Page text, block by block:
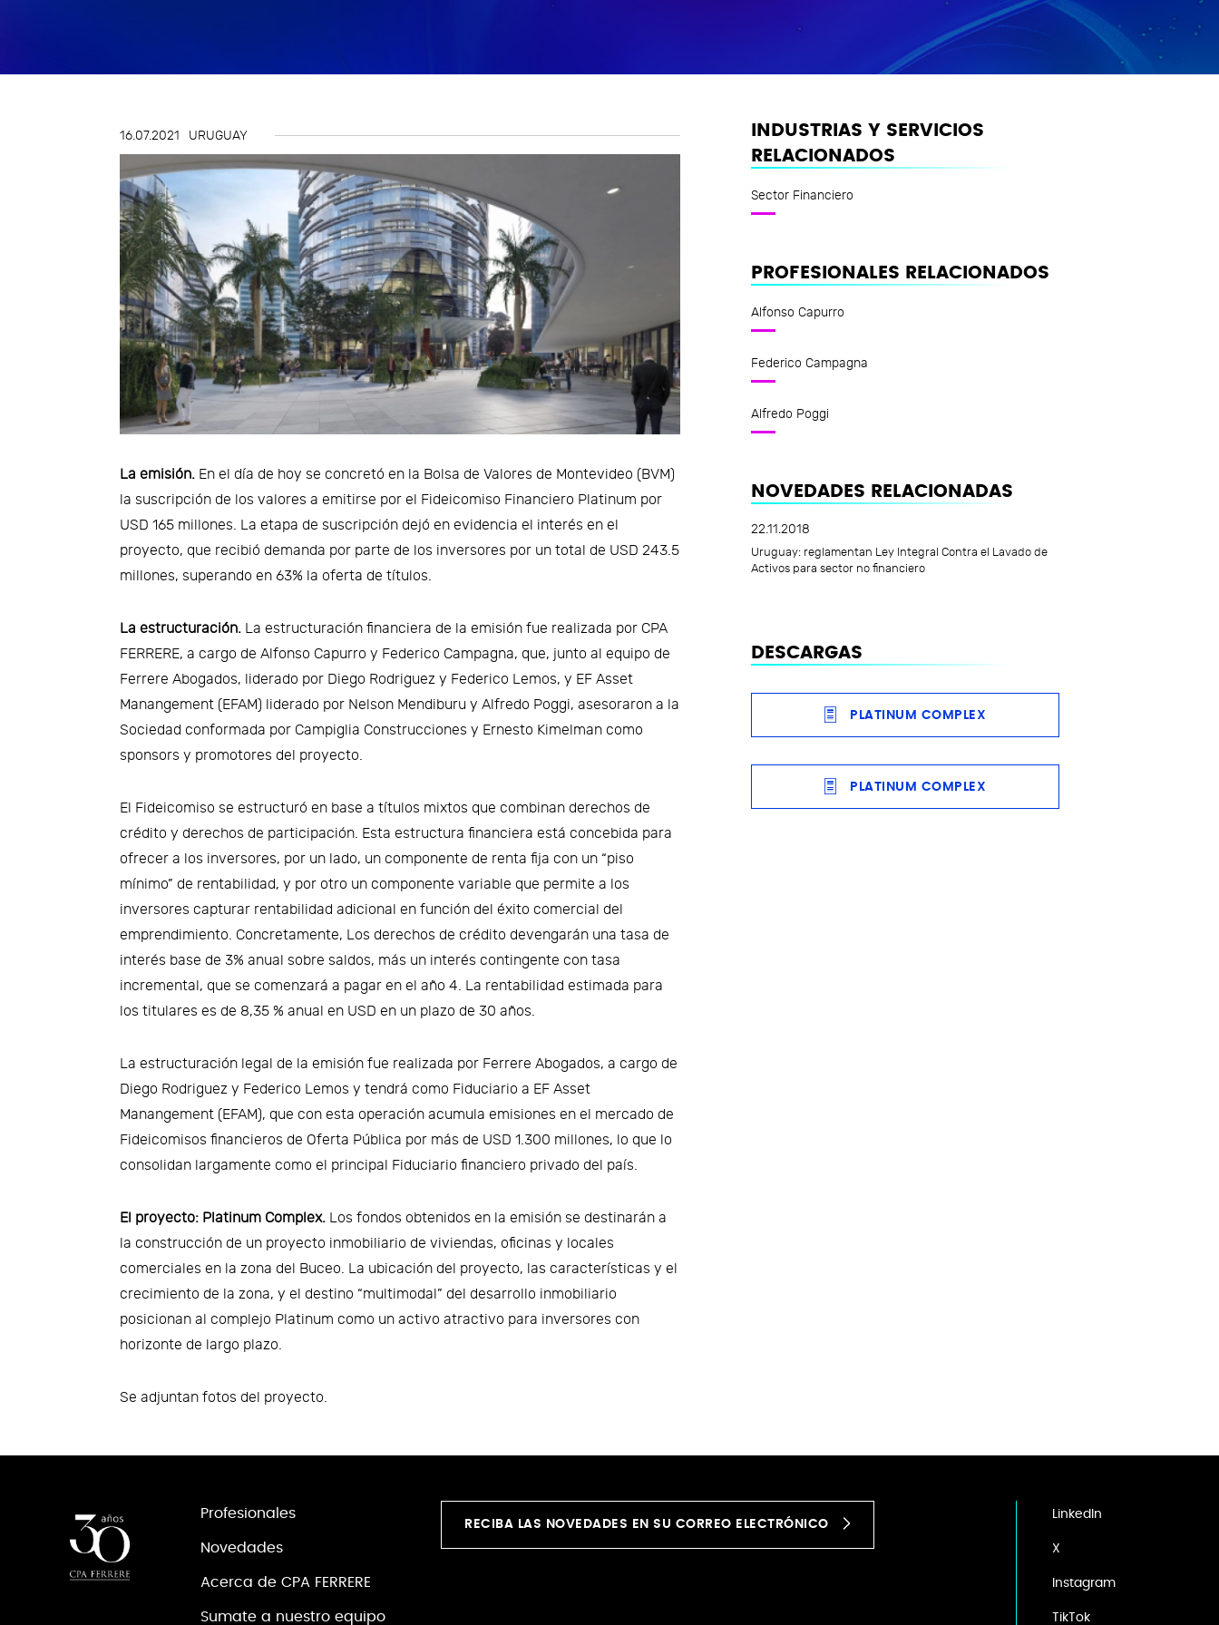
Talento y transformación
organizacional
Tecnología y Digitalización del
Tercerización de procesos
16.07.2021 URUGUAY
La emisión. En el día de hoy se concretó en la Bolsa de Valores de Montevideo (BVM)
la suscripción de los valores a emitirse por el Fideicomiso Financiero Platinum por
USD 165 millones. La etapa de suscripción dejó en evidencia el interés en el
proyecto, que recibió demanda por parte de los inversores por un total de USD 243.5
millones, superando en 63% la oferta de títulos.
La estructuración. La estructuración financiera de la emisión fue realizada por CPA
FERRERE, a cargo de Alfonso Capurro y Federico Campagna, que, junto al equipo de
Ferrere Abogados, liderado por Diego Rodriguez y Federico Lemos, y EF Asset
Manangement (EFAM) liderado por Nelson Mendiburu y Alfredo Poggi, asesoraron a la
Sociedad conformada por Campiglia Construcciones y Ernesto Kimelman como
sponsors y promotores del proyecto.
El Fideicomiso se estructuró en base a títulos mixtos que combinan derechos de
crédito y derechos de participación. Esta estructura financiera está concebida para
ofrecer a los inversores, por un lado, un componente de renta fija con un “piso
mínimo” de rentabilidad, y por otro un componente variable que permite a los
inversores capturar rentabilidad adicional en función del éxito comercial del
emprendimiento. Concretamente, Los derechos de crédito devengarán una tasa de
interés base de 3% anual sobre saldos, más un interés contingente con tasa
incremental, que se comenzará a pagar en el año 4. La rentabilidad estimada para
los titulares es de 8,35 % anual en USD en un plazo de 30 años.
La estructuración legal de la emisión fue realizada por Ferrere Abogados, a cargo de
Diego Rodriguez y Federico Lemos y tendrá como Fiduciario a EF Asset
Manangement (EFAM), que con esta operación acumula emisiones en el mercado de
Fideicomisos financieros de Oferta Pública por más de USD 1.300 millones, lo que lo
consolidan largamente como el principal Fiduciario financiero privado del país.
El proyecto: Platinum Complex. Los fondos obtenidos en la emisión se destinarán a
la construcción de un proyecto inmobiliario de viviendas, oficinas y locales
comerciales en la zona del Buceo. La ubicación del proyecto, las características y el
crecimiento de la zona, y el destino “multimodal” del desarrollo inmobiliario
posicionan al complejo Platinum como un activo atractivo para inversores con
horizonte de largo plazo.
Se adjuntan fotos del proyecto.
INDUSTRIAS Y SERVICIOS
RELACIONADOS
Sector Financiero
PROFESIONALES RELACIONADOS
Alfonso Capurro
Federico Campagna
Alfredo Poggi
NOVEDADES RELACIONADAS
22.11.2018
Uruguay: reglamentan Ley Integral Contra el Lavado de
Activos para sector no financiero
DESCARGAS
PLATINUM COMPLEX
PLATINUM COMPLEX
Profesionales
Novedades
Acerca de CPA FERRERE
Sumate a nuestro equipo
RECIBA LAS NOVEDADES EN SU CORREO ELECTRÓNICO
LinkedIn
X
Instagram
TikTok